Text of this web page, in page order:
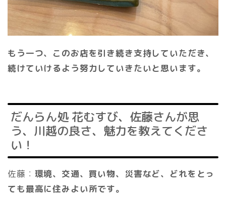
もう一つ、このお店を引き続き支持していただき、
続けていけるよう努力していきたいと思います。
だんらん処 花むすび、佐藤さんが思
う、川越の良さ、魅力を教えてくださ
い！
佐藤： 環境、交通、買い物、災害など、どれをとっ
ても最高に住みよい所です。